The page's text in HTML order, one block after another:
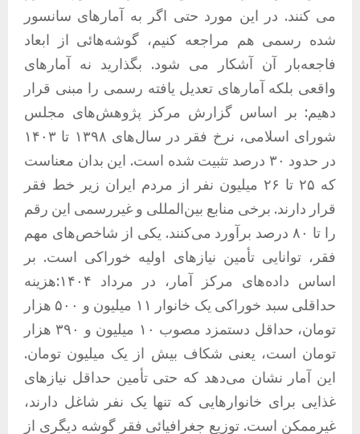
می کنند. در این مورد حتی اگر به آمارهای سانسور
شده رسمی هم مراجعه کنیم، گوشەهائی از ابعاد
فاجعەبار آن آشکار می شود. بگذارید نه آمارهای
واقعی بلکه آمارهای تعدیل یافته رسمی را مبنی قرار
دهیم: بر اساس گزارش مرکز پژوهش‌های مجلس
شورای اسلامی، نرخ فقر در سال‌های ۱۳۹۸ تا ۱۴۰۳
در حدود ۳۰ درصد تثبیت شده است. این بدان معناست
که ۲۵ تا ۲۶ میلیون نفر از مردم ایران زیر خط فقر
قرار دارند. برخی منابع بین‌المللی و غیررسمی این رقم
را تا ۸۰ درصد برآورد می‌کنند. یکی از شاخص‌های مهم
فقر، توانایی تأمین نیازهای اولیه خوراکی است. بر
اساس داده‌های مرکز آمار، در مرداد ۱۴۰۴:هزینه
حداقلی سبد خوراکی یک خانوار ۱۱ میلیون و ۵۰۰ هزار
تومان، حداقل دستمزد مصوب ۱۰ میلیون و ۳۹۰ هزار
تومان است، یعنی شکاف بیش از یک میلیون تومان.
این آمار نشان می‌دهد که حتی تأمین حداقل نیازهای
غذایی برای خانوارهایی که تنها یک نفر شاغل دارند،
غیرممکن است. توزیع جغرافیائی فقر گوشه دیگری از